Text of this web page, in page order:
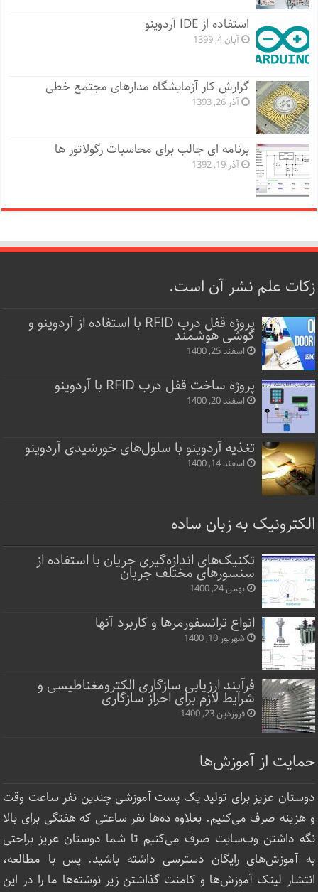
استفاده از IDE آردوینو
آبان 4, 1399
گزارش کار آزمایشگاه مدارهای مجتمع خطی
آذر 26, 1393
برنامه ای جالب برای محاسبات رگولاتور ها
آذر 19, 1392
زکات علم نشر آن است.
پروژه قفل‌ درب RFID با استفاده از آردوینو و
گوشی هوشمند
اسفند 25, 1400
پروژه ساخت قفل‌ درب RFID با آردوینو
اسفند 20, 1400
تغذیه آردوینو با سلول‌های خورشیدی آردوینو
اسفند 14, 1400
الکترونیک به زبان ساده
تکنیک‌های اندازه‌گیری جریان با استفاده از
سنسورهای مختلف جریان
بهمن 24, 1400
انواع ترانسفورمرها و کاربرد آنها
شهریور 10, 1400
فرآیند ارزیابی سازگاری الکترومغناطیسی و
شرایط لازم برای احراز سازگاری
فروردین 23, 1400
حمایت از آموزش‌ها
دوستان عزیز برای تولید یک پست آموزشی چندین نفر ساعت‌ وقت
و هزینه صرف می‌کنیم. بعلاوه ده‌ها نفر ساعتی که هفتگی برای بالا
نگه داشتن وب‌سایت صرف ‌می‌کنیم تا شما دوستان عزیز براحتی
به آموزش‌های رایگان دسترسی داشته باشید. پس با مطالعه،
انتشار لینک‌ آموزش‌ها و کامنت گذاشتن زیر نوشته‌‌ها ما را در این